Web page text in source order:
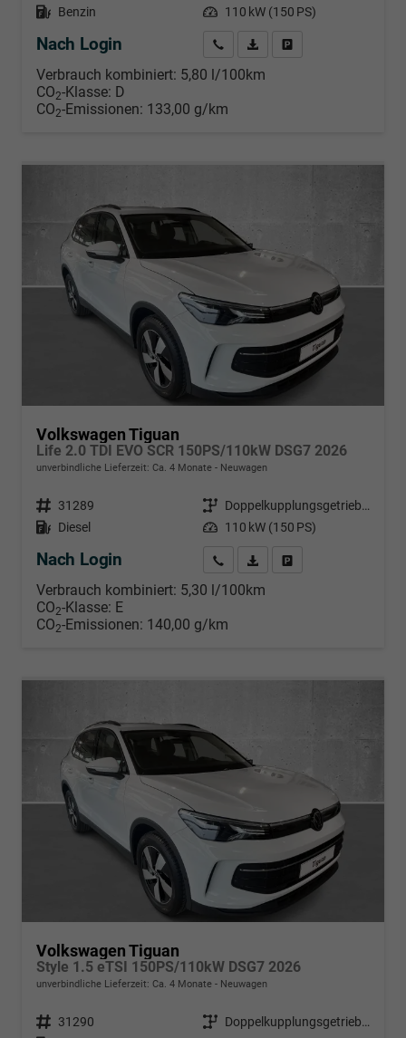
Kraftstoff Benzin Leistung 110 kW (150 PS)
Nach Login Wir rufen Sie anPDF-Datei, Fahrzeugexposé
Verbrauch kombiniert: 5,80 l/100km
CO2-Klasse: D
CO2-Emissionen: 133,00 g/km
Volkswagen Tiguan
Life 2.0 TDI EVO SCR 150PS/110kW DSG7 2026
unverbindliche Lieferzeit: Ca. 4 Monate Neuwagen
Fahrzeugnr. 31289 Getriebe
Doppelkupplungsgetriebe (DSG)
Kraftstoff Diesel Leistung 110 kW (150 PS)
Nach Login Wir rufen Sie anPDF-Datei, Fahrzeugexposé
Verbrauch kombiniert: 5,30 l/100km
CO2-Klasse: E
CO2-Emissionen: 140,00 g/km
Volkswagen Tiguan
Style 1.5 eTSI 150PS/110kW DSG7 2026
unverbindliche Lieferzeit: Ca. 4 Monate Neuwagen
Fahrzeugnr. 31290 Getriebe
Doppelkupplungsgetriebe (DSG)